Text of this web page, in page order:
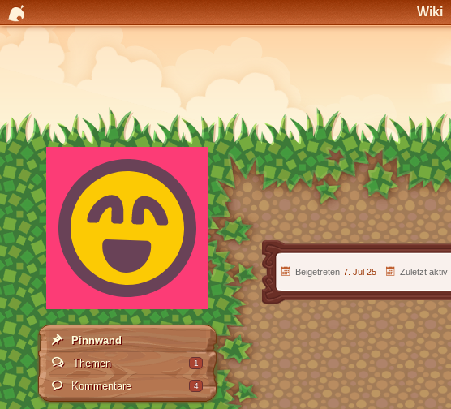
Wiki
Pinnwand
Themen
1
Kommentare 4
Beigetreten 7. Jul 25 Zuletzt aktiv